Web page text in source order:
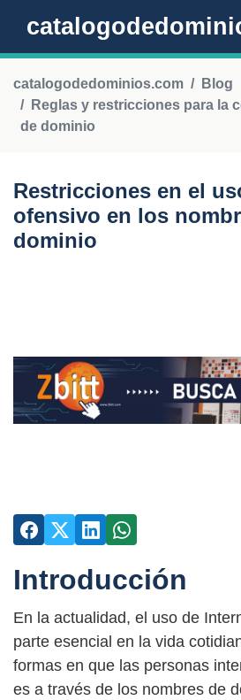
catalogodedominios.com
Blog
Reglas y restricciones para la
de dominio
Restricciones en el
ofensivo en los
dominio
Introducción
En la actualidad, el uso de
parte esencial en la vida
formas en que las personas
es a través de los nombres de